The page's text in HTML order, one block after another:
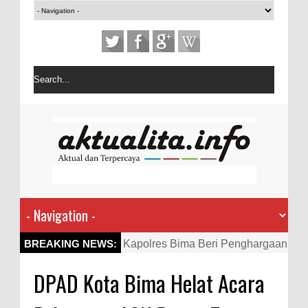
BREAKING NEWS:
Kapolres Bima Beri Penghargaan
Aktif Bantu Polisi Berantas
DPAD Kota Bima Helat Acara